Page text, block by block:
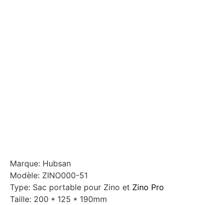
Marque: Hubsan
Modèle: ZINO000-51
Type: Sac portable pour Zino et Zino Pro
Taille: 200 * 125 * 190mm